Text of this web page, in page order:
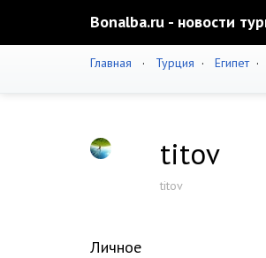
Bonalba.ru - новости
Главная · Турция · Египет·
titov
titov
Личное